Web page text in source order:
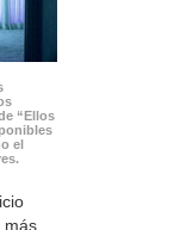
“Ellos
el
más